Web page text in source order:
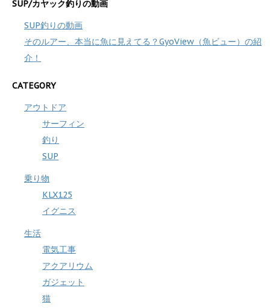
SUP/カヤック釣りの動画
SUP釣りの動画
そのルアー、本当に魚に見えてる？GyoView（魚ビュー）の紹
介！
CATEGORY
アウトドア
サーフィン
釣り
SUP
乗り物
KLX125
イグニス
生活
電気工事
アクアリウム
ガジェット
猫